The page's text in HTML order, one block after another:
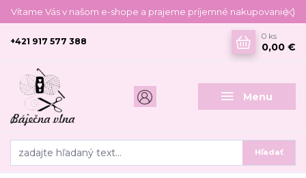
Vítame Vás v našom e-shope a prajeme príjemné nakupovanie :)
Menu
Hľadať
+421 917 577 388
0 ks
0,00 €